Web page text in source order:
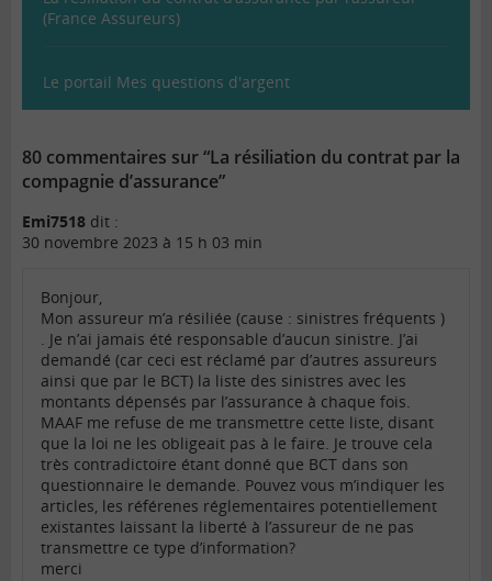
(France Assureurs)
Le portail Mes questions d'argent
80 commentaires sur “La résiliation du contrat par la
compagnie d’assurance”
Emi7518 dit :
30 novembre 2023 à 15 h 03 min
Bonjour,
Mon assureur m’a résiliée (cause : sinistres fréquents )
. Je n’ai jamais été responsable d’aucun sinistre. J’ai
demandé (car ceci est réclamé par d’autres assureurs
ainsi que par le BCT) la liste des sinistres avec les
montants dépensés par l’assurance à chaque fois.
MAAF me refuse de me transmettre cette liste, disant
que la loi ne les obligeait pas à le faire. Je trouve cela
très contradictoire étant donné que BCT dans son
questionnaire le demande. Pouvez vous m’indiquer les
articles, les référenes réglementaires potentiellement
existantes laissant la liberté à l’assureur de ne pas
transmettre ce type d’information?
merci